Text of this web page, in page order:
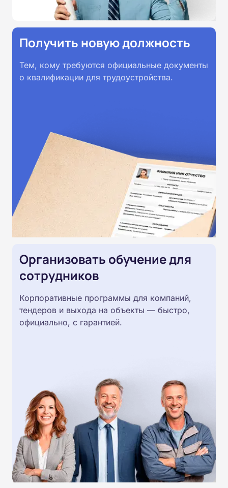
Получить новую должность
Тем, кому требуются официальные документы
о квалификации для трудоустройства.
Организовать обучение для
сотрудников
Корпоративные программы для компаний,
тендеров и выхода на объекты — быстро,
официально, с гарантией.